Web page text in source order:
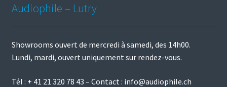
Audiophile – Lutry
Showrooms ouvert de mercredi à samedi, des 14h00.
Lundi, mardi, ouvert uniquement sur rendez-vous.
Tél : + 41 21 320 78 43 – Contact : info@audiophile.ch